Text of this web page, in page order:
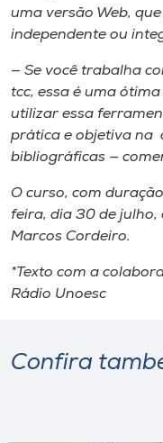
uma versão Web,
independente ou
— Se você trabalha
tcc, essa é uma
utilizar essa
prática e objetiva na
bibliográficas —
O curso, com
feira, dia 30 de
Marcos Cordeiro.
*Texto com a
Rádio Unoesc
Confira